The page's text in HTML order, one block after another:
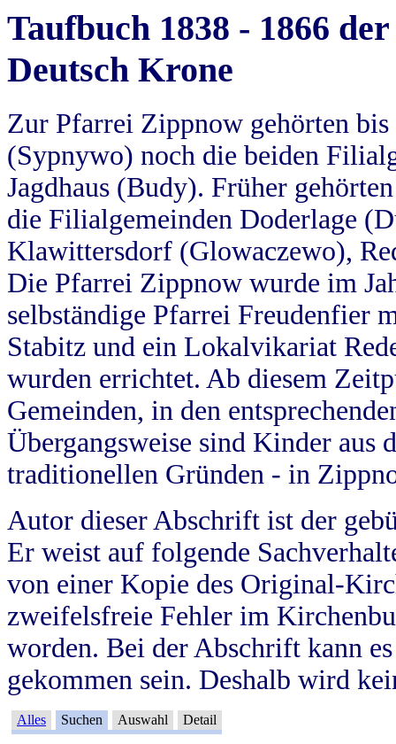
Taufbuch 1838 - 1866
Deutsch Krone
Zur Pfarrei Zippnow gehörten
(Sypnywo) noch die beiden
Jagdhaus (Budy). Früher
die Filialgemeinden Doderlage
Klawittersdorf (Glowaczewo),
Die Pfarrei Zippnow wurde im
selbständige Pfarrei Freudenfier
Stabitz und ein Lokalvikariat
wurden errichtet. Ab diesem
Gemeinden, in den
Übergangsweise sind Kinder aus
traditionellen Gründen - in
Autor dieser Abschrift ist der
Er weist auf folgende
von einer Kopie des Original-
zweifelsfreie Fehler im
worden. Bei der Abschrift kann
gekommen sein. Deshalb wird
Alles Suchen Auswahl Detail